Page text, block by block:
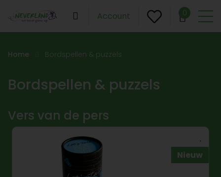
Account 0
Home Bordspellen & puzzels
Bordspellen & puzzels
Vers van de pers
Nieuw